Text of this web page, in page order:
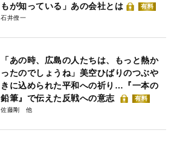
もが知っている」あの会社とは
有料
石井僚一
「あの時、広島の人たちは、もっと熱か
ったのでしょうね」美空ひばりのつぶや
きに込められた平和への祈り…『一本の
鉛筆』で伝えた反戦への意志
有料
佐藤剛